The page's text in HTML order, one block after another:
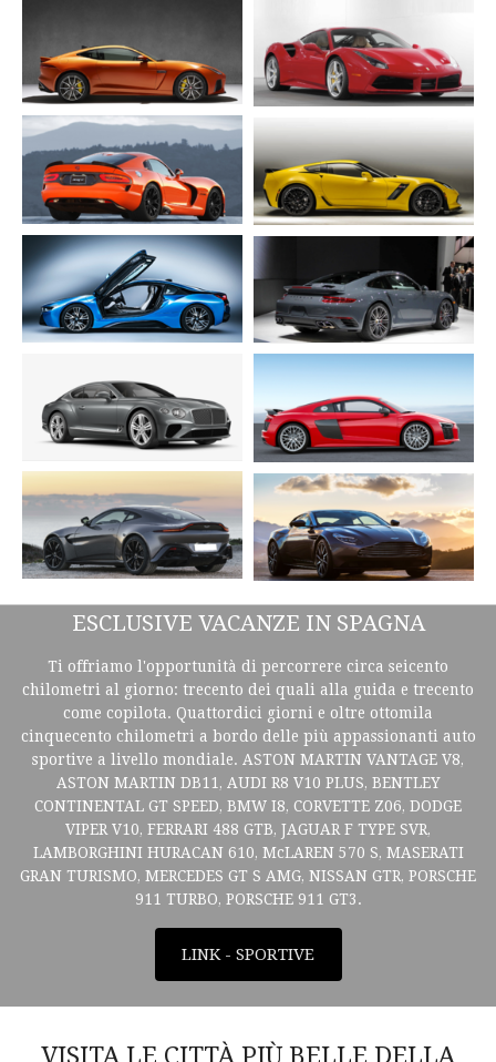
ESCLUSIVE VACANZE IN SPAGNA
Ti offriamo l'opportunità di percorrere circa seicento
chilometri al giorno: trecento dei quali alla guida e trecento
come copilota. Quattordici giorni e oltre ottomila
cinquecento chilometri a bordo delle più appassionanti auto
sportive a livello mondiale. ASTON MARTIN VANTAGE V8,
ASTON MARTIN DB11, AUDI R8 V10 PLUS, BENTLEY
CONTINENTAL GT SPEED, BMW I8, CORVETTE Z06, DODGE
VIPER V10, FERRARI 488 GTB, JAGUAR F TYPE SVR,
LAMBORGHINI HURACAN 610, McLAREN 570 S, MASERATI
GRAN TURISMO, MERCEDES GT S AMG, NISSAN GTR, PORSCHE
911 TURBO, PORSCHE 911 GT3.
LINK - SPORTIVE
VISITA LE CITTÀ PIÙ BELLE DELLA